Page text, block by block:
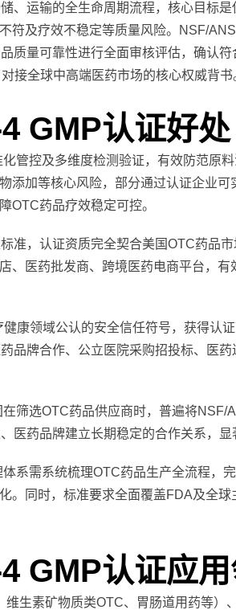
、运输的全生命周期流程，核心目标
符及疗效不稳定等质量风险。NSF/
质量可靠性进行全面审核评估，确认
接全球中高端医药市场的核心权威背书
GMP认证好处
管控及多维度检测验证，有效防范原
添加等核心风险，部分通过认证企业
OTC药品疗效稳定可控。
准，认证资质完全契合美国OTC药品
、医药批发商、跨境医药电商平台，
康领域公认的安全信任符号，获得认
品牌合作、公立医院采购招投标、医
筛选OTC药品供应商时，普遍将NSF/
药品牌建立长期稳定的合作关系，显
系需系统梳理OTC药品生产全流程，
同时，标准要求全面覆盖FDA及全球
GMP认证应
生素矿物质类OTC、胃肠道用药等）